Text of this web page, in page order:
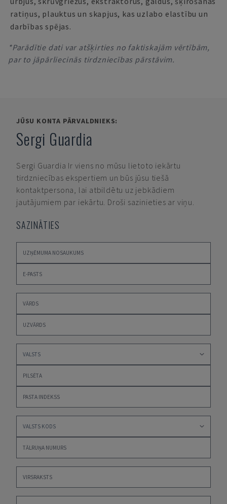
ratiņus, plauktus un skapjus, kas uzlabo elastību un
darbības spējas.
*Parādītie dati var atšķirties no faktiskajām vērtībām,
par to jāpārliecinās tirdzniecības pārstāvim.
JŪSU KONTA PĀRVALDNIEKS:
Sergi Guardia
Sergi Guardia Ir viens no mūsu lietoto iekārtu
tirdzniecības ekspertiem un būs jūsu tiešā
kontaktpersona, lai atbildētu uz jebkādiem
jautājumiem par iekārtu. Droši sazinieties ar viņu.
SAZINĀTIES